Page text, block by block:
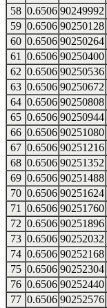
58 0.6506 90249992
59 0.6506 90250128
60 0.6506 90250264
61
0.6506 90250400
62 0.6506 90250536
63 0.6506 90250672
64 0.6506 90250808
65 0.6506 90250944
66 0.6506 90251080
67 0.6506 90251216
68 0.6506 90251352
69 0.6506 90251488
70 0.6506 90251624
71
0.6506 90251760
72 0.6506 90251896
73 0.6506 90252032
74 0.6506 90252168
75 0.6506 90252304
76 0.6506 90252440
77 0.6506 90252576